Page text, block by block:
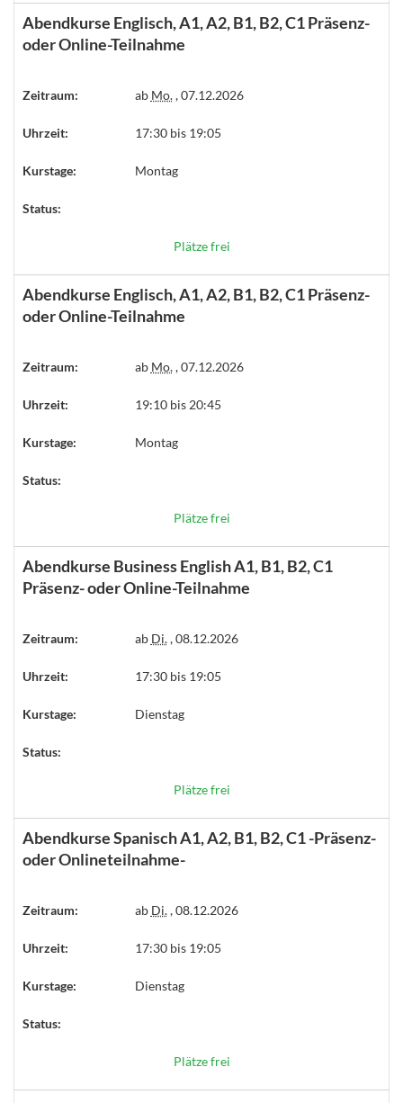
Abendkurse Englisch, A1, A2, B1, B2, C1 Präsenz-
oder Online-Teilnahme
Zeitraum: ab Mo., 07.12.2026
Uhrzeit: 17:30 bis 19:05
Kurstage: Montag
Status:
Plätze frei
Abendkurse Englisch, A1, A2, B1, B2, C1 Präsenz-
oder Online-Teilnahme
Zeitraum: ab Mo., 07.12.2026
Uhrzeit: 19:10 bis 20:45
Kurstage: Montag
Status:
Plätze frei
Abendkurse Business English A1, B1, B2, C1
Präsenz- oder Online-Teilnahme
Zeitraum: ab Di., 08.12.2026
Uhrzeit: 17:30 bis 19:05
Kurstage: Dienstag
Status:
Plätze frei
Abendkurse Spanisch A1, A2, B1, B2, C1 -Präsenz-
oder Onlineteilnahme-
Zeitraum: ab Di., 08.12.2026
Uhrzeit: 17:30 bis 19:05
Kurstage: Dienstag
Status:
Plätze frei